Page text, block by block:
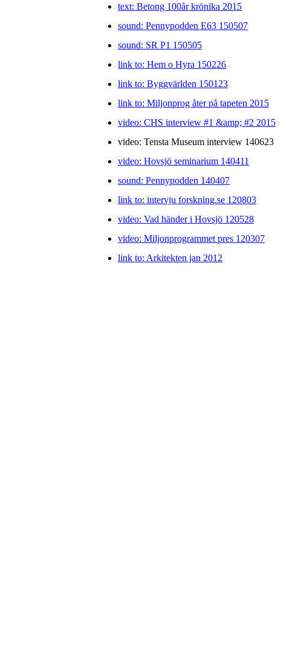
text: Betong 100år krönika 2015
sound: Pennypodden E63 150507
sound: SR P1 150505
link to: Hem o Hyra 150226
link to: Byggvärlden 150123
link to: Miljonprog åter på tapeten 2015
video: CHS interview #1 &amp; #2 2015
video: Tensta Museum interview 140623
video: Hovsjö seminarium 140411
sound: Pennypodden 140407
link to: intervju forskning.se 120803
video: Vad händer i Hovsjö 120528
video: Miljonprogrammet pres 120307
link to: Arkitekten jan 2012